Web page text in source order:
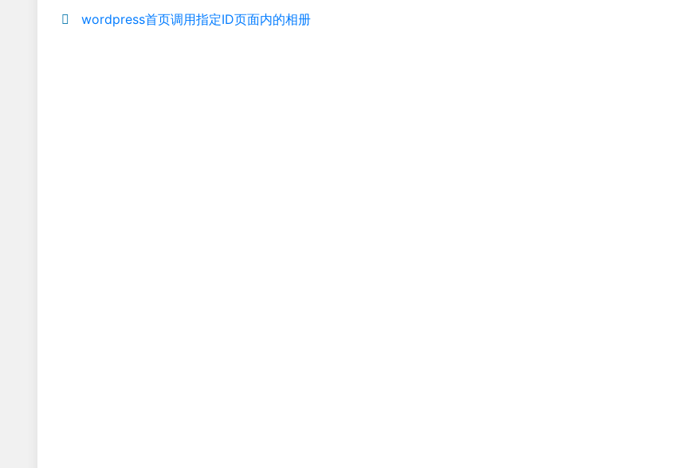
wordpress首页调用指定ID页面内的相册